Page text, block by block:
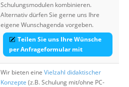
Schulungsmodulen kombinieren.
Alternativ dürfen Sie gerne uns Ihre
eigene Wunschagenda vorgeben.
Teilen Sie uns Ihre Wünsche
per Anfrageformular mit
Wir bieten eine Vielzahl didaktischer
Konzepte (z.B. Schulung mit/ohne PC-